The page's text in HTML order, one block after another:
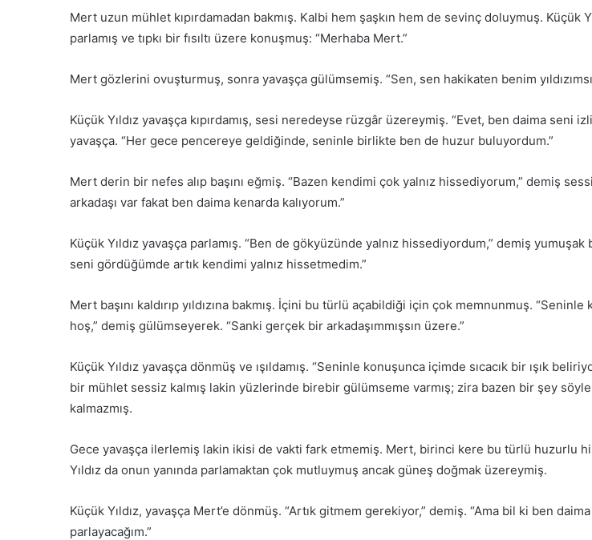
Mert uzun mühlet kıpırdamadan bakmış. Kalbi hem şaşkın hem de sevinç doluymuş. Küçük
parlamış ve tıpkı bir fısıltı üzere konuşmuş: “Merhaba Mert.”
Mert gözlerini ovuşturmuş, sonra yavaşça gülümsemiş. “Sen, sen hakikaten benim
Küçük Yıldız yavaşça kıpırdamış, sesi neredeyse rüzgâr üzereymiş. “Evet, ben daima seni
yavaşça. “Her gece pencereye geldiğinde, seninle birlikte ben de huzur buluyordum.”
Mert derin bir nefes alıp başını eğmiş. “Bazen kendimi çok yalnız hissediyorum,” demiş
arkadaşı var fakat ben daima kenarda kalıyorum.”
Küçük Yıldız yavaşça parlamış. “Ben de gökyüzünde yalnız hissediyordum,” demiş yumuşak
seni gördüğümde artık kendimi yalnız hissetmedim.”
Mert başını kaldırıp yıldızına bakmış. İçini bu türlü açabildiği için çok memnunmuş. “Seninle
hoş,” demiş gülümseyerek. “Sanki gerçek bir arkadaşımmışsın üzere.”
Küçük Yıldız yavaşça dönmüş ve ışıldamış. “Seninle konuşunca içimde sıcacık bir ışık
bir mühlet sessiz kalmış lakin yüzlerinde birebir gülümseme varmış; zira bazen bir şey
kalmazmış.
Gece yavaşça ilerlemiş lakin ikisi de vakti fark etmemiş. Mert, birinci kere bu türlü huzurlu
Yıldız da onun yanında parlamaktan çok mutluymuş ancak güneş doğmak üzereymiş.
Küçük Yıldız, yavaşça Mert’e dönmüş. “Artık gitmem gerekiyor,” demiş. “Ama bil ki ben daima
parlayacağım.”